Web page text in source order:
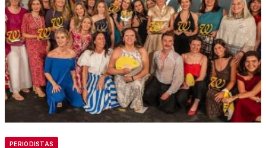
PERIODISTAS